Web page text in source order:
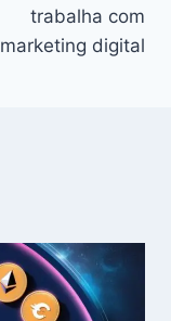
trabalha com
marketing digital